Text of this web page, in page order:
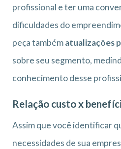
profissional e ter uma
dificuldades do
peça tambématualizações
sobre seu segmento,
conhecimento desse
Relação custo x
Assim que você identificar
necessidades de sua